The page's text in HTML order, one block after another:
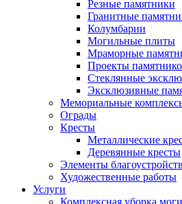
Резные памятники
Гранитные
Колумбарии
Могильные плиты
Мраморные
Проекты
Стеклянные
Эксклюзивные
Мемориальные
Ограды
Кресты
Металлические
Деревянные кресты
Элементы
Художественные работы
Услуги
Комплексная уборка